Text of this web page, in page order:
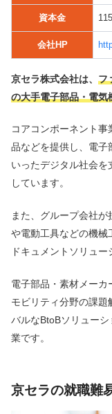
資本金
会社HP
京セラ株式会社は、 フ
の大手電子部品・電気
コアコンポーネント
品などを提供し、電子
いったデジタル社会を
しています。
また、グループ会社
や電動工具などの機械
ドキュメントソリュ
電子部品・素材メーカ
モビリティ分野の課題
バルなBtoBソリュー
業です。
京セラの就職難